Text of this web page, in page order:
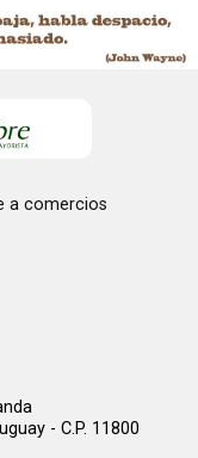
a comercios
- C.P. 11800